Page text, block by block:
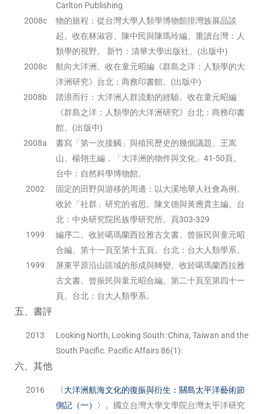
Carlton Publishing
2008c
物的旅程：從台灣大學人類學博物館排灣族展品談
起。收在林淑容、陳中民與陳瑪玲編。重讀台灣：人
類學的視野。 新竹：清華大學出版社。(出版中)
2008c
航向大洋洲。收在童元昭編《群島之洋：人類學的大
洋洲研究》台北：商務印書館。(出版中)
2008b
踏浪而行：大洋洲人群流動的經驗。收在童元昭編
《群島之洋：人類學的大洋洲研究》台北：商務印書
館。(出版中)
2008a
書寫「第一次接觸」與殖民歷史的幾個議題。王嵩
山、楊翎主編，「大洋洲的物件與文化」41-50頁。
台中：自然科學博物館。
2002
固定的田野與游移的周邊：以大溪地華人社會為例。
收於「社群」研究的省思。陳文德與黃應貴主編。台
北：中央研究院民族學研究所。頁303-329
1999
編序二。收於噶瑪蘭西拉雅古文書。曾振民與童元昭
合編。第十一頁至第十五頁。台北：台大人類學系。
1999
屏東平原沿山區域的形成與轉變。收於噶瑪蘭西拉雅
古文書。曾振民與童元昭合編。第二十頁至第四十一
頁。台北：台大人類學系。
五、書評
2013
Looking North, Looking South: China, Taiwan and the
South Pacific. Pacific Affairs 86(1):
六、其他
2016
〈大洋洲航海文化的復振與衍生：關島太平洋藝術節
側記（一）〉
。國立台灣大學文學院台灣太平洋研究